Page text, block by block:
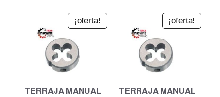
¡oferta!
TERRAJA MANUAL
¡oferta!
TERRAJA MANUAL